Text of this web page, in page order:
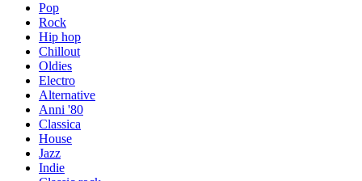
Pop
Rock
Hip hop
Chillout
Oldies
Electro
Alternative
Anni '80
Classica
House
Jazz
Indie